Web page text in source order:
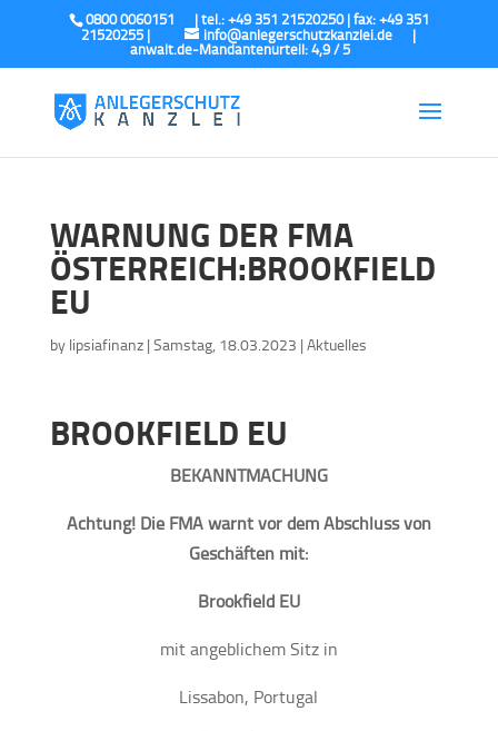
0800 0060151
info@anlegerschutzkanzlei.de
WARNUNG DER FMA
ÖSTERREICH:BROOKFIELD
EU
by lipsiafinanz| Samstag, 18.03.2023 | Aktuelles
BROOKFIELD EU
BEKANNTMACHUNG
Achtung! Die FMA warnt vor dem Abschluss von
Geschäften mit:
Brookfield EU
mit angeblichem Sitz in
Lissabon, Portugal